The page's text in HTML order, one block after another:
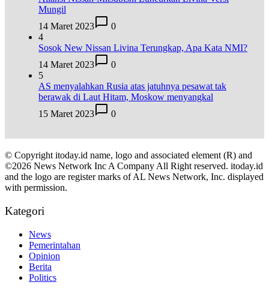
Mungil
14 Maret 2023
0
4
Sosok New Nissan Livina Terungkap, Apa Kata NMI?
14 Maret 2023
0
5
AS menyalahkan Rusia atas jatuhnya pesawat tak
berawak di Laut Hitam, Moskow menyangkal
15 Maret 2023
0
© Copyright itoday.id name, logo and associated element (R) and
©2026 News Network Inc A Company All Right reserved. itoday.id
and the logo are register marks of AL News Network, Inc. displayed
with permission.
Kategori
News
Pemerintahan
Opinion
Berita
Politics